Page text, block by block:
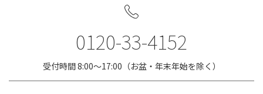
0120-33-4152
受付時間 8:00〜17:00（お盆・年末年始を除く）